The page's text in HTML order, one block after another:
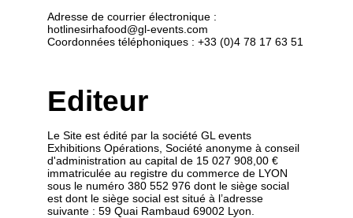
Adresse de courrier électronique :
hotlinesirhafood@gl-events.com
Coordonnées téléphoniques : +33 (0)4 78 17 63 51
Editeur
Le Site est édité par la société GL events
Exhibitions Opérations, Société anonyme à conseil
d'administration au capital de 15 027 908,00 €
immatriculée au registre du commerce de LYON
sous le numéro 380 552 976 dont le siège social
est dont le siège social est situé à l’adresse
suivante : 59 Quai Rambaud 69002 Lyon.